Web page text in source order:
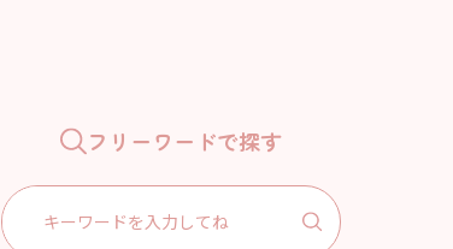
フリーワードで探す
Search